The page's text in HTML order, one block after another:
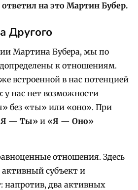
на это Мартин Бубер.
Другого
Мартина Бубера, мы по
к отношениям.
встроенной в нас потенцией
у нас нет возможности
без «ты» или «оно». При
— Ты»и «Я — Оно»
отношения. Здесь
активный субъект и
напротив, два активных